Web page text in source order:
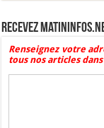
Recevez
Renseignez votre
tous nos articles